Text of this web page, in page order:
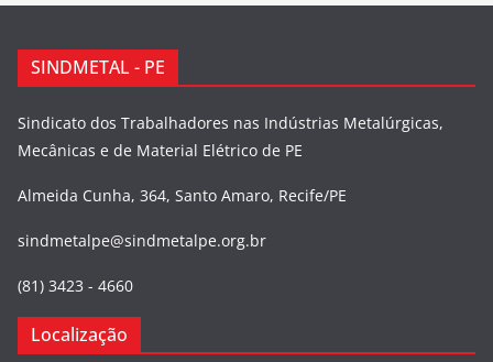
SINDMETAL - PE
Sindicato dos Trabalhadores nas Indústrias Metalúrgicas,
Mecânicas e de Material Elétrico de PE
Almeida Cunha, 364, Santo Amaro, Recife/PE
sindmetalpe@sindmetalpe.org.br
(81) 3423 - 4660
Localização